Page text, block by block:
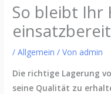
So bleibt Ihr
einsatzbereit
/Allgemein / Von admin
Die richtige Lagerung
seine Qualität zu